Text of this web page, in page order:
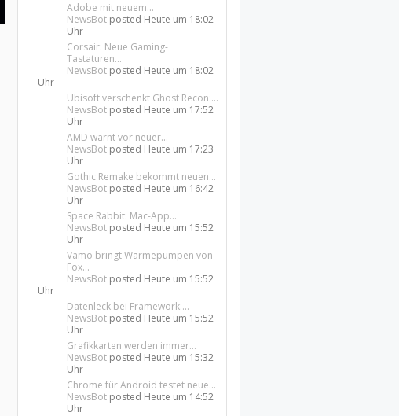
Adobe mit neuem...
NewsBot posted Heute um 18:02
Uhr
Corsair: Neue Gaming-
Tastaturen...
NewsBot posted Heute um 18:02
Uhr
Ubisoft verschenkt Ghost Recon:...
NewsBot posted Heute um 17:52
Uhr
AMD warnt vor neuer...
NewsBot posted Heute um 17:23
Uhr
Gothic Remake bekommt neuen...
NewsBot posted Heute um 16:42
Uhr
Space Rabbit: Mac-App...
NewsBot posted Heute um 15:52
Uhr
Vamo bringt Wärmepumpen von
Fox...
NewsBot posted Heute um 15:52
Uhr
Datenleck bei Framework:...
NewsBot posted Heute um 15:52
Uhr
Grafikkarten werden immer...
NewsBot posted Heute um 15:32
Uhr
Chrome für Android testet neue...
NewsBot posted Heute um 14:52
Uhr